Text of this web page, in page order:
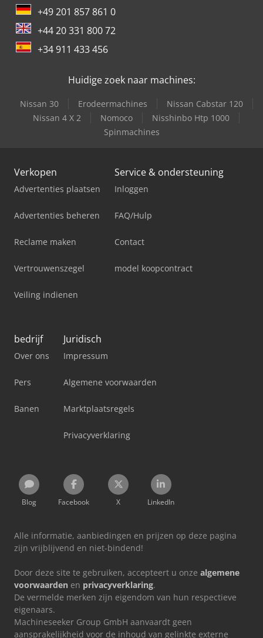
+49 201 857 861 0
+44 20 331 800 72
+34 911 433 456
Huidige zoek naar machines:
Nissan 30 Erodeermachines
Nissan Cabstar 120
Nissan 4 X 2
Nomoco
Nisshinbo Htp 1000
Spinmachines
Verkopen
Advertenties plaatsen
Advertenties beheren
Reclame maken
Vertrouwenszegel
Veiling indienen
Service & ondersteuning
Inloggen
FAQ/Hulp
Contact
model koopcontract
bedrijf
Over ons
Pers
Banen
Juridisch
Impressum
Algemene voorwaarden
Marktplaatsregels
Privacyverklaring
Blog Facebook X LinkedIn
Alle informatie, aanbiedingen en prijzen op deze pagina
zijn vrijblijvend en niet-bindend!
Door deze site te gebruiken, accepteert u onze algemene
voorwaarden en privacyverklaring.
De vermelde merken zijn eigendom van hun respectieve
eigenaars.
Machineseeker Group GmbH aanvaardt geen
aansprakelijkheid voor de inhoud van gelinkte externe